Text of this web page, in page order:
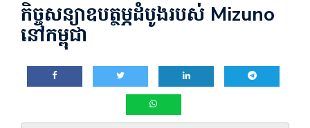
កិច្ចសន្យាឧបត្ថម្ភដំបូងរបស់ Mizuno
នៅកម្ពុជា